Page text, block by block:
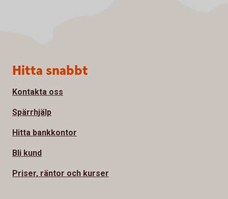
Sidfot
Hitta snabbt
Kontakta oss
Spärrhjälp
Hitta bankkontor
Bli kund
Priser, räntor och kurser